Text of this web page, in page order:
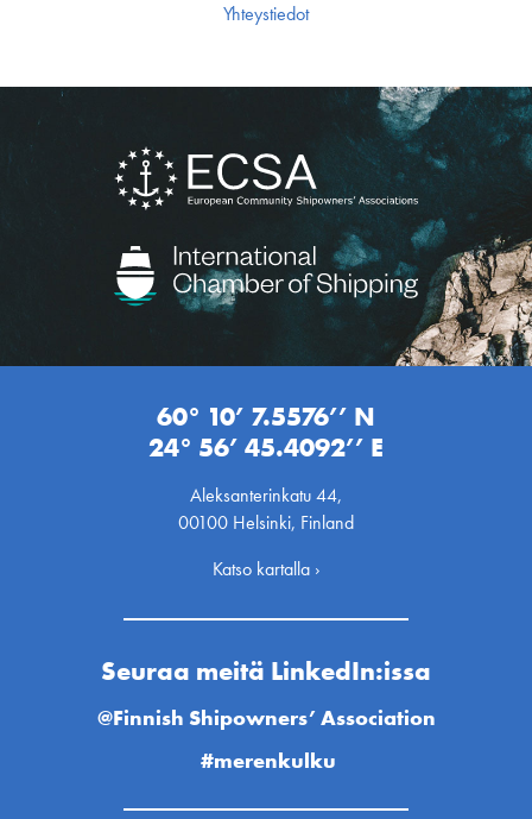
Yhteystiedot
60° 10’ 7.5576’’ N
24° 56’ 45.4092’’ E
Aleksanterinkatu 44,
00100 Helsinki, Finland
Katso kartalla ›
Seuraa meitä LinkedIn:issa
@Finnish Shipowners’ Association
#merenkulku